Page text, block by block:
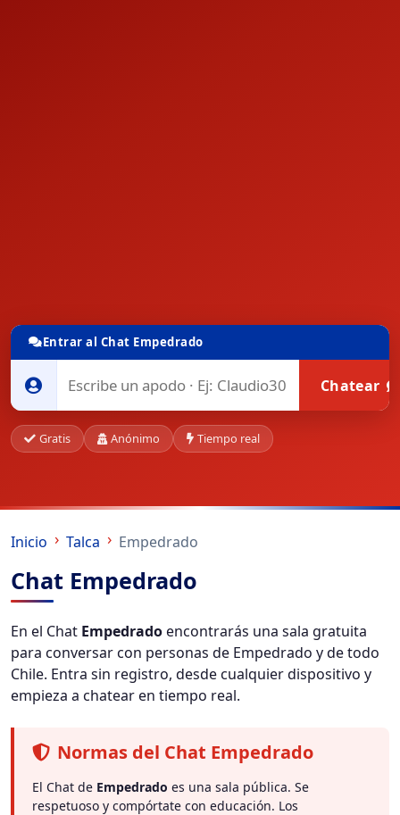
Entrar al Chat Empedrado
Chatear
Gratis Anónimo Tiempo real
Inicio Talca Empedrado
Chat Empedrado
En el Chat Empedradoencontrarás una sala gratuita
para conversar con personas de Empedrado y de todo
Chile. Entra sin registro, desde cualquier dispositivo y
empieza a chatear en tiempo real.
Normas del Chat Empedrado
El Chat de Empedrado es una sala pública. Se
respetuoso y compórtate con educación. Los